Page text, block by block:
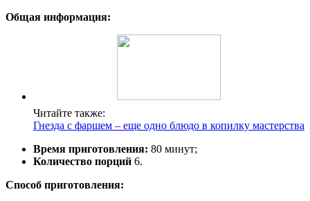
Общая информация:
Читайте также:
Гнезда с фаршем – еще одно блюдо в копилку мастерства
Время приготовления: 80 минут;
Количество порций 6.
Способ приготовления: